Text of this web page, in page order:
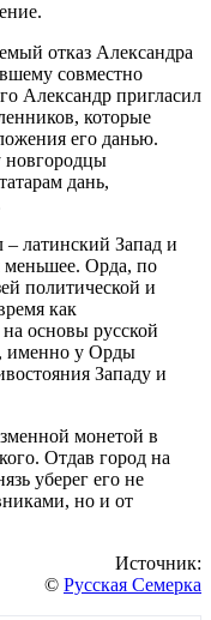
отказ Александра
совместно
Александр пригласил
которые
его данью.
новгородцы
дань,
– латинский Запад и
меньшее. Орда, по
политической и
как
основы русской
именно у Орды
Западу и
монетой в
Отдав город на
уберег его не
но и от
Источник:
© Русская Семерка